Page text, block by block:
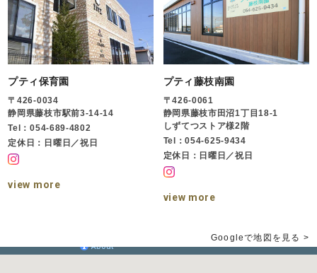
プティ保育園
〒426-0034
静岡県藤枝市駅前3-14-14
Tel：054-689-4802
定休日：日曜日／祝日
view more
プティ藤枝南園
〒426-0061
静岡県藤枝市田沼1丁目18-1
しずてつストア様2階
Tel：054-625-9434
定休日：日曜日／祝日
view more
Googleで地図を見る >